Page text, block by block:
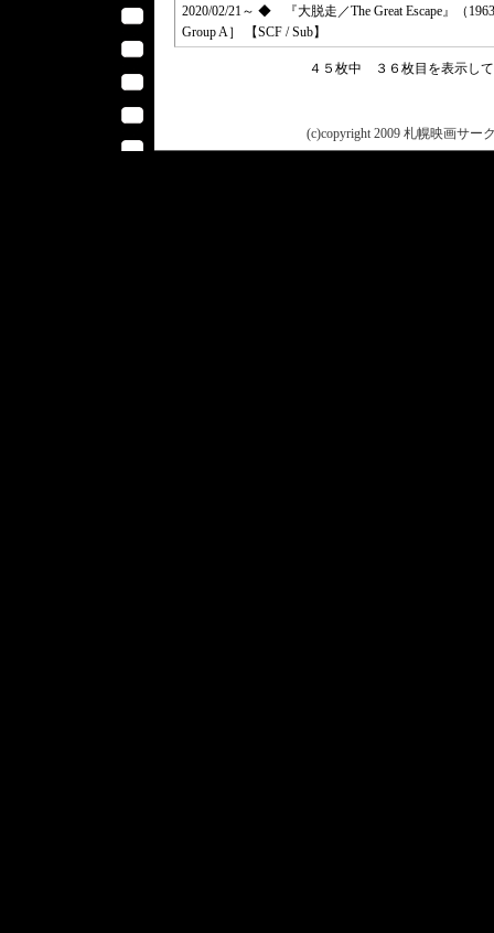
2020/02/21～ ◆ 『大脱走／The Great Escape』（
Group A］ 【SCF / Sub】
４５枚中 ３６枚目を表示し
(c)copyright 2009 札幌映画サー